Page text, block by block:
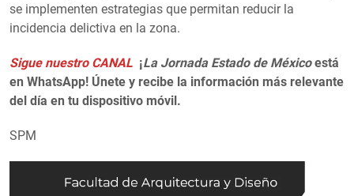
se implementen estrategias que permitan reducir la
incidencia delictiva en la zona.
Sigue nuestro CANAL ¡La Jornada Estado de Méxicoestá
en WhatsApp! Únete y recibe la información más relevante
del día en tu dispositivo móvil.
SPM